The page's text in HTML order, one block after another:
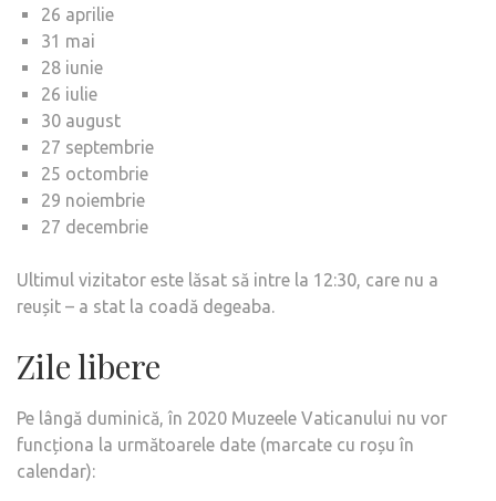
26 aprilie
31 mai
28 iunie
26 iulie
30 august
27 septembrie
25 octombrie
29 noiembrie
27 decembrie
Ultimul vizitator este lăsat să intre la 12:30, care nu a
reușit – a stat la coadă degeaba.
Zile libere
Pe lângă duminică, în 2020 Muzeele Vaticanului nu vor
funcționa la următoarele date (marcate cu roșu în
calendar):